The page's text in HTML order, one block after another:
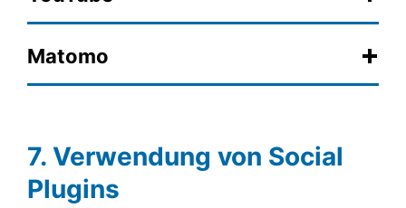
Matomo
7. Verwendung von Social
Plugins